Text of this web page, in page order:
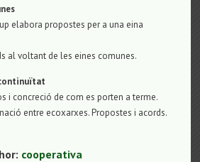
elabora propostes per a una eina
al voltant de les eines comunes.
i concreció de com es porten a terme.
entre ecoxarxes. Propostes i acords.
cooperativa